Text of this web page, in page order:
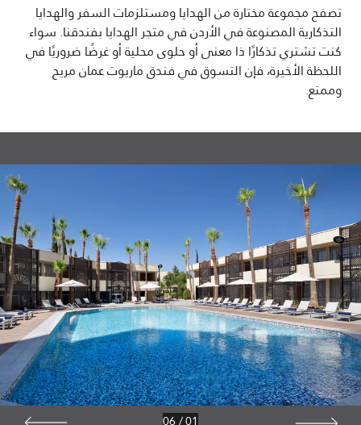
تصفح مجموعة مختارة من الهدايا ومستلزمات السفر والهدايا
التذكارية المصنوعة في الأردن في متجر الهدايا بفندقنا. سواء
كنت تشتري تذكارًا ذا معنى أو حلوى محلية أو غرضًا ضروريًا في
اللحظة الأخيرة، فإن التسوق في فندق ماريوت عمان مريح
وممتع.